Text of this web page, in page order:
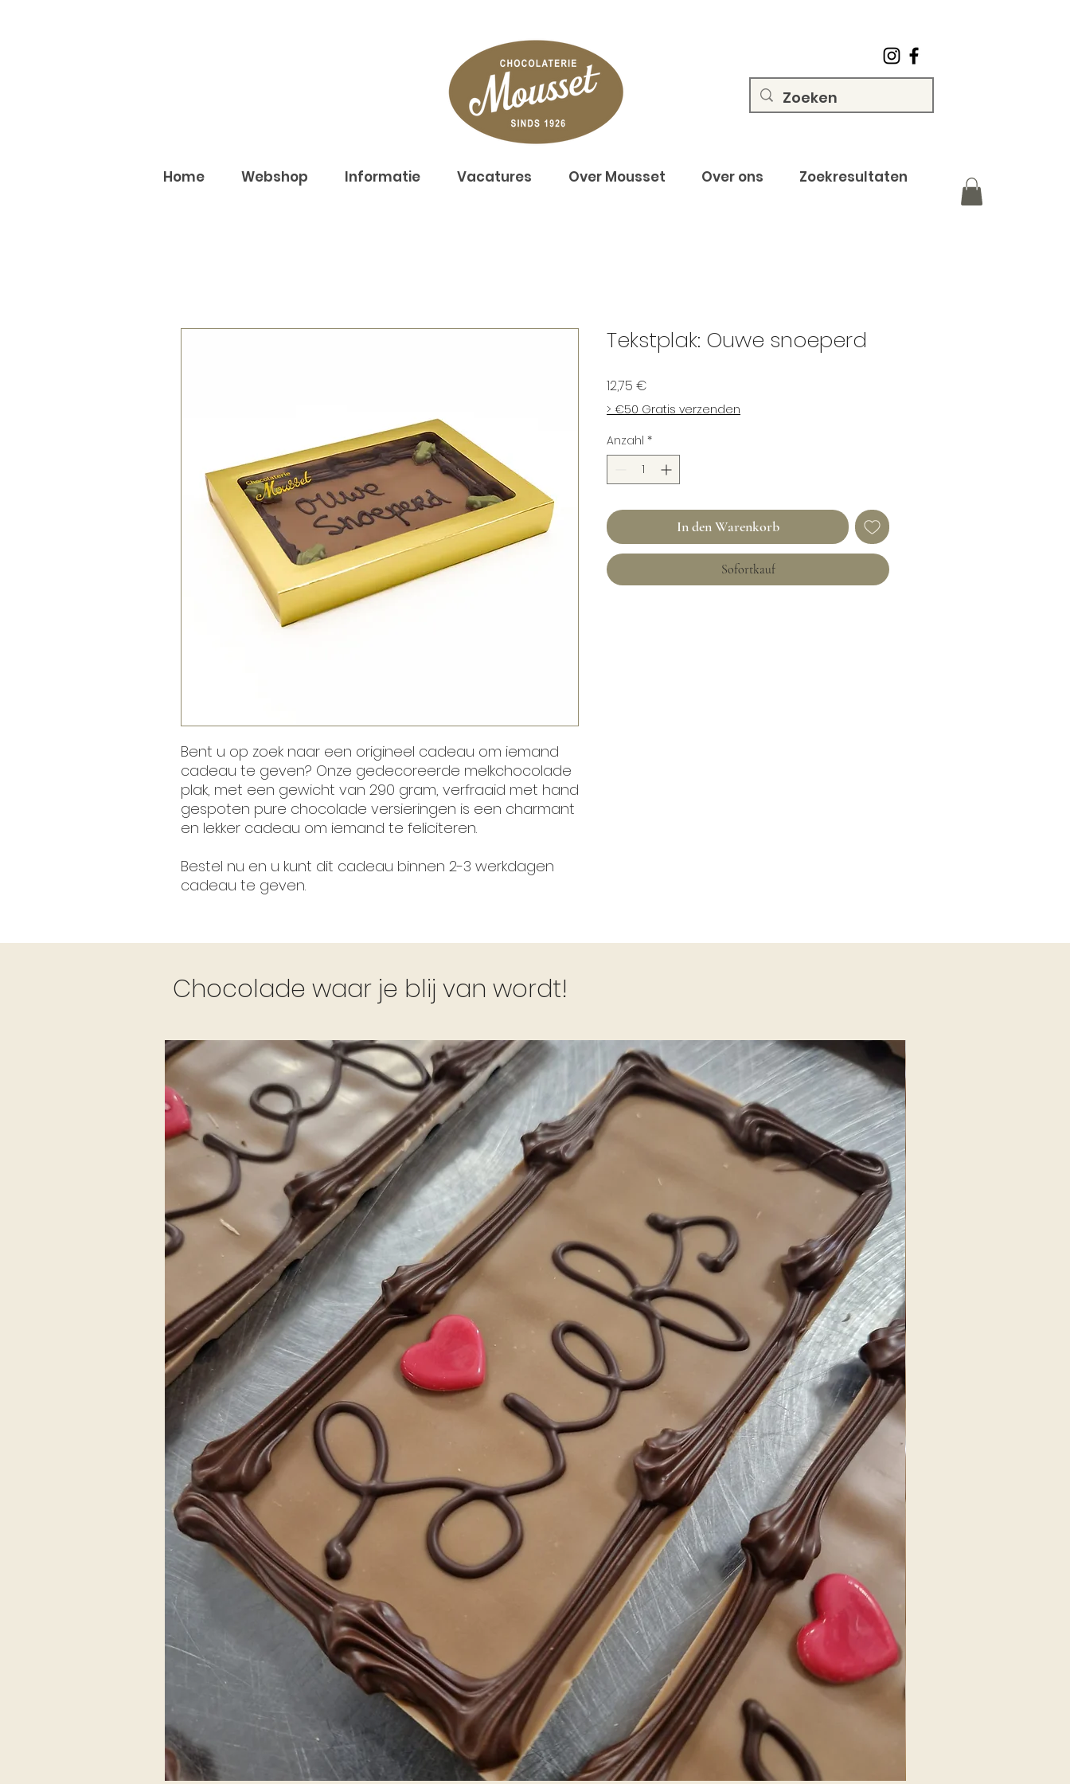
Home Webshop Informatie Vacatures Over Mousset Over ons Zoekresultaten
Bent u op zoek naar een origineel cadeau om iemand
cadeau te geven? Onze gedecoreerde melkchocolade
plak, met een gewicht van 290 gram, verfraaid met hand
gespoten pure chocolade versieringen is een charmant
en lekker cadeau om iemand te feliciteren.
Bestel nu en u kunt dit cadeau binnen 2-3 werkdagen
cadeau te geven.
Tekstplak: Ouwe snoeperd
12,75 €
> €50 Gratis verzenden
Anzahl *
In den Warenkorb
Sofortkauf
Chocolade waar je blij van wordt!